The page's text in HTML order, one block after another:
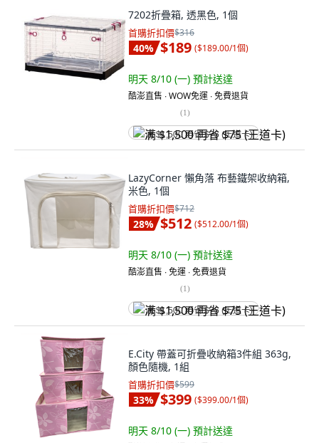
7202折疊箱, 透黑色, 1個
首購折扣價$316
40% $189 ($189.00/1個)
明天 8/10 (一) 預計送達
酷澎直售 ∙ WOW免運 ∙ 免費退貨
(1)
满 $1,500 再省 $75 (王道卡)
LazyCorner 懶角落 布藝鐵架收納箱,
米色, 1個
首購折扣價$712
28% $512 ($512.00/1個)
明天 8/10 (一) 預計送達
酷澎直售 ∙ 免運 ∙ 免費退貨
(1)
满 $1,500 再省 $75 (王道卡)
E.City 帶蓋可折疊收納箱3件組 363g,
顏色隨機, 1組
首購折扣價$599
33% $399 ($399.00/1個)
明天 8/10 (一) 預計送達